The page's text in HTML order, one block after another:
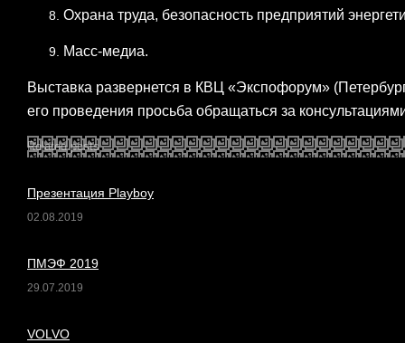
Охрана труда, безопасность предприятий
Масс-медиа.
Выставка развернется в КВЦ «Экспофорум»
его проведения просьба обращаться за
Related posts
Презентация Playboy
02.08.2019
ПМЭФ 2019
29.07.2019
VOLVO